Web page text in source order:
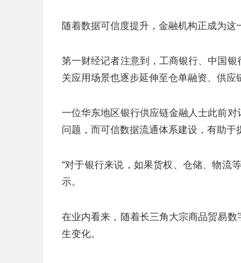
随着数据可信度提升，金融机构正成为这
第一财经记者注意到，工商银行、中国
关应用场景也逐步延伸至仓单融资、供应
一位华东地区银行供应链金融人士此前
问题，而可信数据流通体系建设，有助于
“对于银行来说，如果货权、仓储、物流
示。
在业内看来，随着长三角大宗商品贸易
生变化。